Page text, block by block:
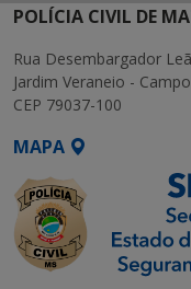
POLÍCIA CIVIL DE
Rua Desembargador
Jardim Veraneio -
CEP 79037-100
MAPA